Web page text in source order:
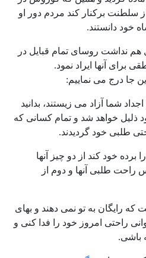
سلطنت برکنار کند مردم دور او
خود دانستند.
نداشت روسای تمام قبایل در
برای آنها ایراد نمود.
جا درج می نماییم:
شما آزاد می زیستند، بدانید
خواهد شد و تمام کسانی که
طلبی خود گردیدند.
خود کند از دو چیز آنها
راحت طلبی آنها و دوم از
که رایگان به تو نمی دهند و بهای
راحتی امروز خود را فدا کنی و
باشی.